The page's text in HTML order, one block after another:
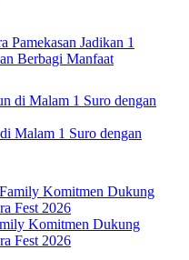
Pamekasan Jadikan 1
Berbagi Manfaat
Malam 1 Suro dengan
Komitmen Dukung
Fest 2026